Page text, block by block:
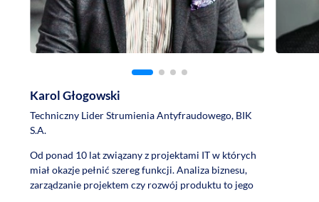
Karol Głogowski
Techniczny Lider Strumienia Antyfraudowego, BIK
S.A.
Od ponad 10 lat związany z projektami IT w których
miał okazje pełnić szereg funkcji. Analiza biznesu,
zarządzanie projektem czy rozwój produktu to jego